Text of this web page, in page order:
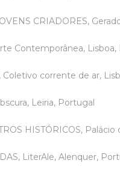
CRIADORES,
Contemporânea, Lisboa,
Coletivo corrente de ar,
Leiria, Portugal
HISTÓRICOS,
LiterAle, Alenquer,